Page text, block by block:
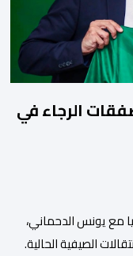
الرجاء في
مع يونس الدحماني،
الصيفية الحالية.